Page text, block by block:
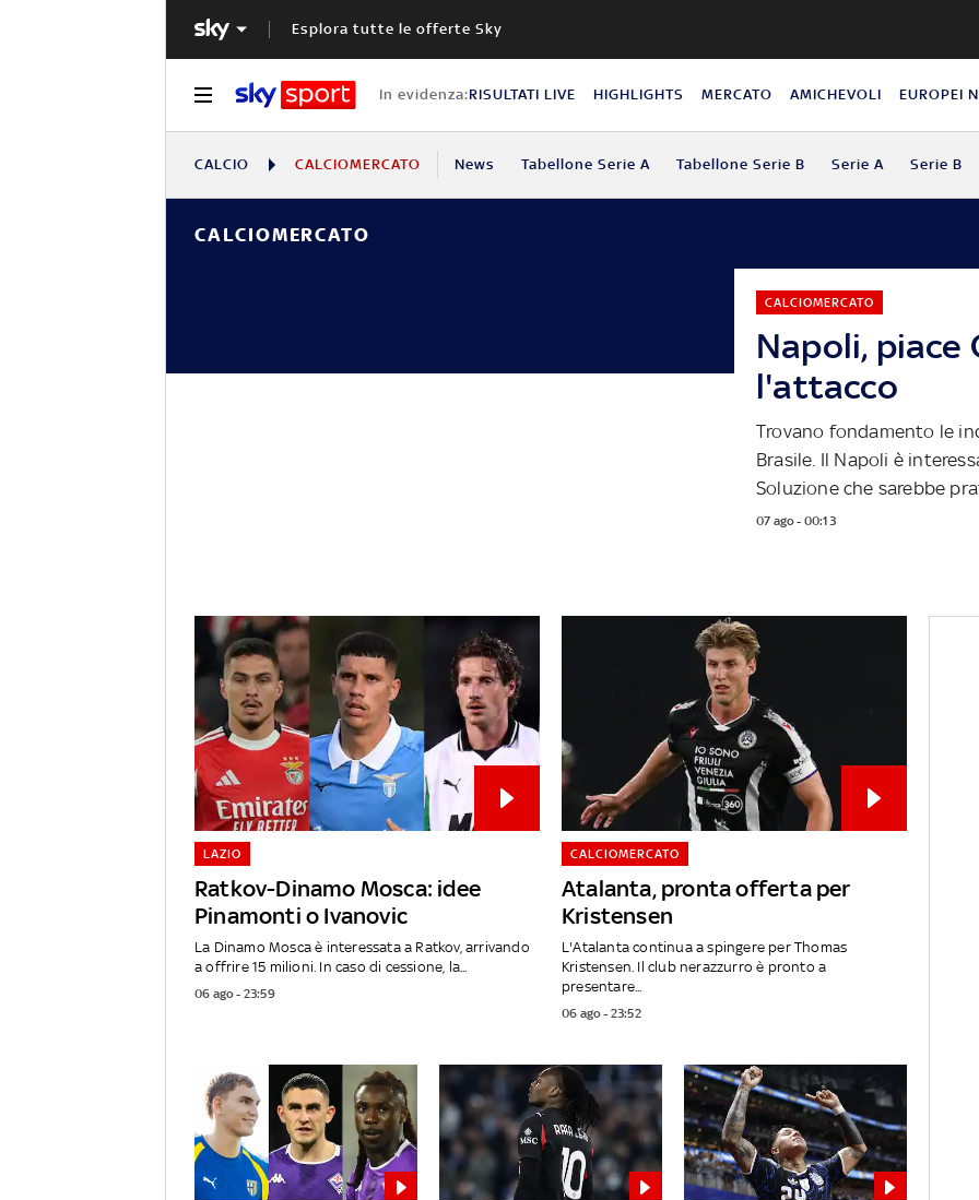
Esplora tutte le offerte Sky
In evidenza:RISULTATI LIVE HIGHLIGHTS MERCATO AMICHEVOLI EUROPEI
CALCIO CALCIOMERCATO News Tabellone Serie A Tabellone Serie B Serie A Serie B
CALCIOMERCATO
Napoli, piace
l'attacco
CALCIOMERCATO
Trovano fondamento le
Brasile. Il Napoli è
Soluzione che sarebbe
07 ago - 00:13
Ratkov-Dinamo Mosca: idee
Pinamonti o Ivanovic
LAZIO
La Dinamo Mosca è interessata a Ratkov, arrivando
a offrire 15 milioni. In caso di cessione, la...
06 ago - 23:59
Atalanta, pronta offerta per
Kristensen
CALCIOMERCATO
L'Atalanta continua a spingere per Thomas
Kristensen. Il club nerazzurro è pronto a
presentare...
06 ago - 23:52